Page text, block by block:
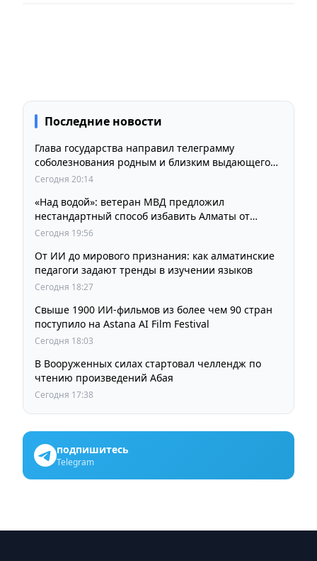
Последние новости
Глава государства направил телеграмму
соболезнования родным и близким выдающегося
кинорежиссера Ардака Амиркулова
Сегодня 20:14
«Над водой»: ветеран МВД предложил
нестандартный способ избавить Алматы от
пробок и смога
Сегодня 19:56
От ИИ до мирового признания: как алматинские
педагоги задают тренды в изучении языков
Сегодня 18:27
Свыше 1900 ИИ-фильмов из более чем 90 стран
поступило на Astana AI Film Festival
Сегодня 18:03
В Вооруженных силах стартовал челлендж по
чтению произведений Абая
Сегодня 17:38
подпишитесь
Telegram